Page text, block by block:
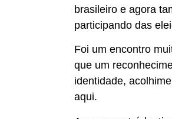
brasileiro e agora
participando das
Foi um encontro
que um
identidade,
aqui.